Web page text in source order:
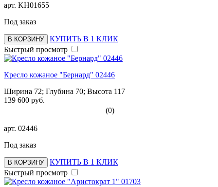
арт. KH01655
Под заказ
В КОРЗИНУ
КУПИТЬ В 1 КЛИК
Быстрый просмотр
Кресло кожаное "Бернард" 02446
Ширина 72; Глубина 70; Высота 117
139 600 руб.
(0)
арт. 02446
Под заказ
В КОРЗИНУ
КУПИТЬ В 1 КЛИК
Быстрый просмотр